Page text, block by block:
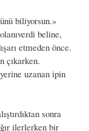
biliyorsun.»
beline,
etmeden önce.
çıkarken.
uzanan ipin
sonra
ilerlerken bir